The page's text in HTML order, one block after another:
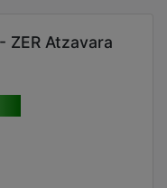
ZER Atzavara